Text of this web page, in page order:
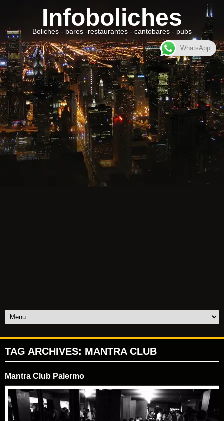
Infoboliches
Boliches - bares -restaurantes - cantobares - pubs
TAG ARCHIVES: MANTRA CLUB
Mantra Club Palermo
WhatsApp